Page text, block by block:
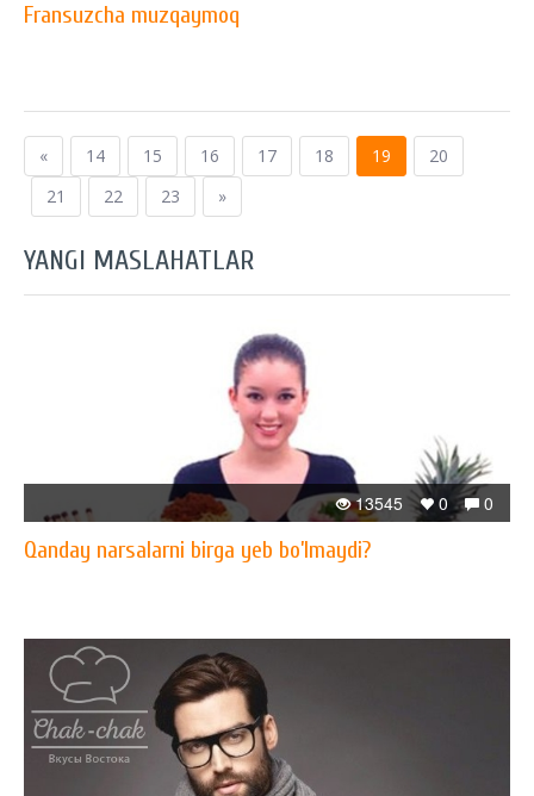
Fransuzcha muzqaymoq
« 14 15 16 17 18 19
20
21
22 23 »
YANGI MASLAHATLAR
0
0
13545
Qanday narsalarni birga yeb bo’lmaydi?